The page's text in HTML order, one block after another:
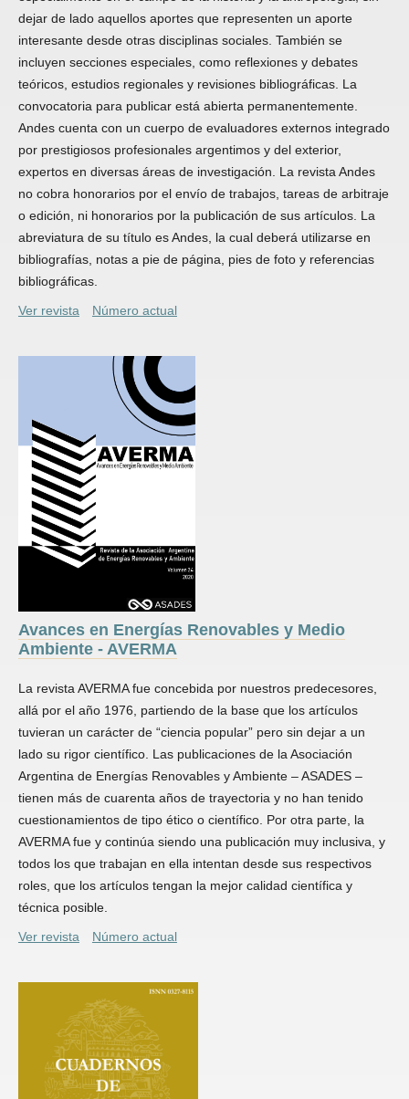
dejar de lado aquellos aportes que representen un aporte
interesante desde otras disciplinas sociales. También se
incluyen secciones especiales, como reflexiones y debates
teóricos, estudios regionales y revisiones bibliográficas. La
convocatoria para publicar está abierta permanentemente.
Andes cuenta con un cuerpo de evaluadores externos integrado
por prestigiosos profesionales argentimos y del exterior,
expertos en diversas áreas de investigación. La revista Andes
no cobra honorarios por el envío de trabajos, tareas de arbitraje
o edición, ni honorarios por la publicación de sus artículos. La
abreviatura de su título es Andes, la cual deberá utilizarse en
bibliografías, notas a pie de página, pies de foto y referencias
bibliográficas.
Ver revista
Número actual
Avances en Energías Renovables y Medio
Ambiente - AVERMA
La revista AVERMA fue concebida por nuestros predecesores,
allá por el año 1976, partiendo de la base que los artículos
tuvieran un carácter de “ciencia popular” pero sin dejar a un
lado su rigor científico. Las publicaciones de la Asociación
Argentina de Energías Renovables y Ambiente – ASADES –
tienen más de cuarenta años de trayectoria y no han tenido
cuestionamientos de tipo ético o científico. Por otra parte, la
AVERMA fue y continúa siendo una publicación muy inclusiva, y
todos los que trabajan en ella intentan desde sus respectivos
roles, que los artículos tengan la mejor calidad científica y
técnica posible.
Ver revista
Número actual